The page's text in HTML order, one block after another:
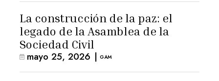
La construcción de la paz: el
legado de la Asamblea de la
Sociedad Civil
mayo 25, 2026 | GAM